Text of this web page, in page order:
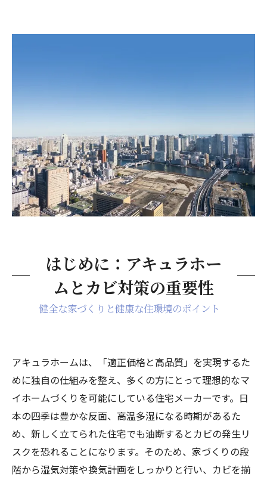
はじめに：アキュラホー
ムとカビ対策の重要性
健全な家づくりと健康な住環境のポイント
アキュラホームは、「適正価格と高品質」を実現するた
めに独自の仕組みを整え、多くの方にとって理想的なマ
イホームづくりを可能にしている住宅メーカーです。日
本の四季は豊かな反面、高温多湿になる時期があるた
め、新しく立てられた住宅でも油断するとカビの発生リ
スクを恐れることになります。そのため、家づくりの段
階から湿気対策や換気計画をしっかりと行い、カビを揃